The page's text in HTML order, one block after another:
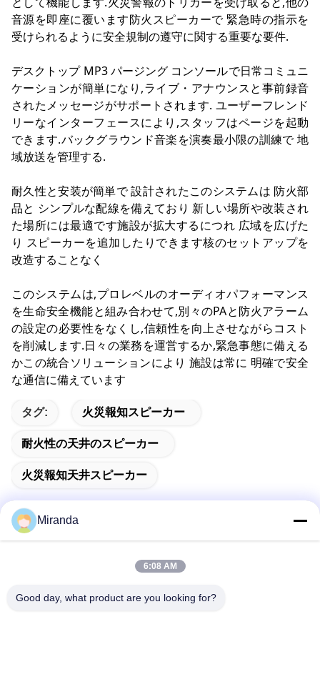
音源を即座に覆います防火スピーカーで 緊急時の指示を
受けられるように安全規制の遵守に関する重要な要件.
デスクトップ MP3 パージング コンソールで日常コミュニ
ケーションが簡単になり,ライブ・アナウンスと事前録音
されたメッセージがサポートされます. ユーザーフレンド
リーなインターフェースにより,スタッフはページを起動
できます.バックグラウンド音楽を演奏最小限の訓練で 地
域放送を管理する.
耐久性と安装が簡単で 設計されたこのシステムは 防火部
品と シンプルな配線を備えており 新しい場所や改装され
た場所には最適です施設が拡大するにつれ 広域を広げた
り スピーカーを追加したりできます核のセットアップを
改造することなく
このシステムは,プロレベルのオーディオパフォーマンス
を生命安全機能と組み合わせて,別々のPAと防火アラーム
の設定の必要性をなくし,信頼性を向上させながらコスト
を削減します.日々の業務を運営するか,緊急事態に備える
かこの統合ソリューションにより 施設は常に 明確で安全
な通信に備えています
タグ: 火災報知スピーカー
耐火性の天井のスピーカー
火災報知天井スピーカー
住所
Miranda
6:08 AM
Good day, what product are you looking for?